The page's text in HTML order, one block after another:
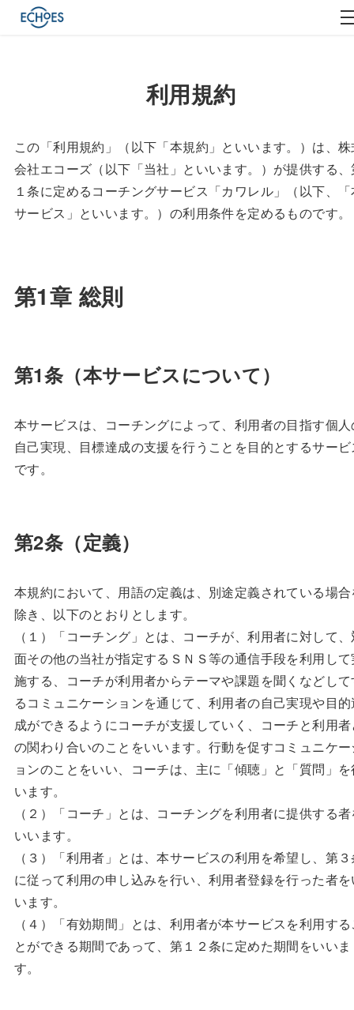
本規約を十分にお読みください。
利用規約
この「利用規約」（以下「本規約」といいます。）は、
会社エコーズ（以下「当社」といいます。）が提供する
１条に定めるコーチングサービス「カワレル」（以下、
サービス」といいます。）の利用条件を定めるものです。
第1章 総則
第1条（本サービスについて）
本サービスは、コーチングによって、利用者の目指す個
自己実現、目標達成の支援を行うことを目的とするサー
です。
第2条（定義）
本規約において、用語の定義は、別途定義されている場
除き、以下のとおりとします。
（１）「コーチング」とは、コーチが、利用者に対して
面その他の当社が指定するＳＮＳ等の通信手段を利用し
施する、コーチが利用者からテーマや課題を聞くなどし
るコミュニケーションを通じて、利用者の自己実現や目
成ができるようにコーチが支援していく、コーチと利用
の関わり合いのことをいいます。行動を促すコミュニケ
ョンのことをいい、コーチは、主に「傾聴」と「質問」
います。
（２）「コーチ」とは、コーチングを利用者に提供する
いいます。
（３）「利用者」とは、本サービスの利用を希望し、第
に従って利用の申し込みを行い、利用者登録を行った者
います。
（４）「有効期間」とは、利用者が本サービスを利用す
とができる期間であって、第１２条に定めた期間をいいま
す。